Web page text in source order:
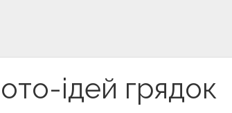
ідей грядок